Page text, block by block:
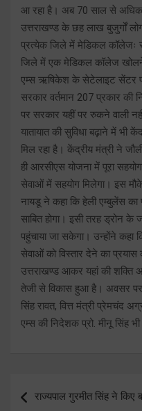
आ रहा है। अब 70 साल से अधिक
उत्तराखण्ड के छह लाख बुजुर्गों
प्रत्येक जिले में मेडिकल कॉलेजः
जिले में एक मेडिकल कॉलेज खोलने
एम्स ऋषिकेश के सेटेलाइट सेंटर
सरकार वर्तमान 207 प्रकार की
पर सरकार यहीं पर रुकने वाली
यातायात की सुविधा बढ़ाने में भी
मिल रहा है। केंद्रीय मंत्री ने
ही आरसीएस योजना में पूरा
सेवाओं में सहयोग मिलेगा। इस मौके
नायडू ने कहा कि हेली एम्बुलेंस का
साबित होगा। इसी तरह ड्रोन
पहुंचाया जा सकेगा। उन्होंने कहा
सेवाओं को विस्तार देने का प्रयास
उत्तराखण्ड आकर यहां की
तेजी से विकास हुआ है। अवसर पर
सिंह रावत, वित्त मंत्री प्रेमचंद
एम्स की निदेशक प्रो. मीनू सिंह
navigation
राज्यपाल गुरमीत सिंह ने किए